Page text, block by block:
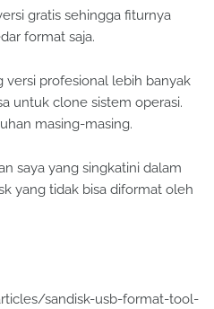
gratis sehingga fiturnya
format saja.
versi profesional lebih banyak
untuk clone sistem operasi.
masing-masing.
saya yang singkatini dalam
yang tidak bisa diformat oleh
sandisk-usb-format-tool-